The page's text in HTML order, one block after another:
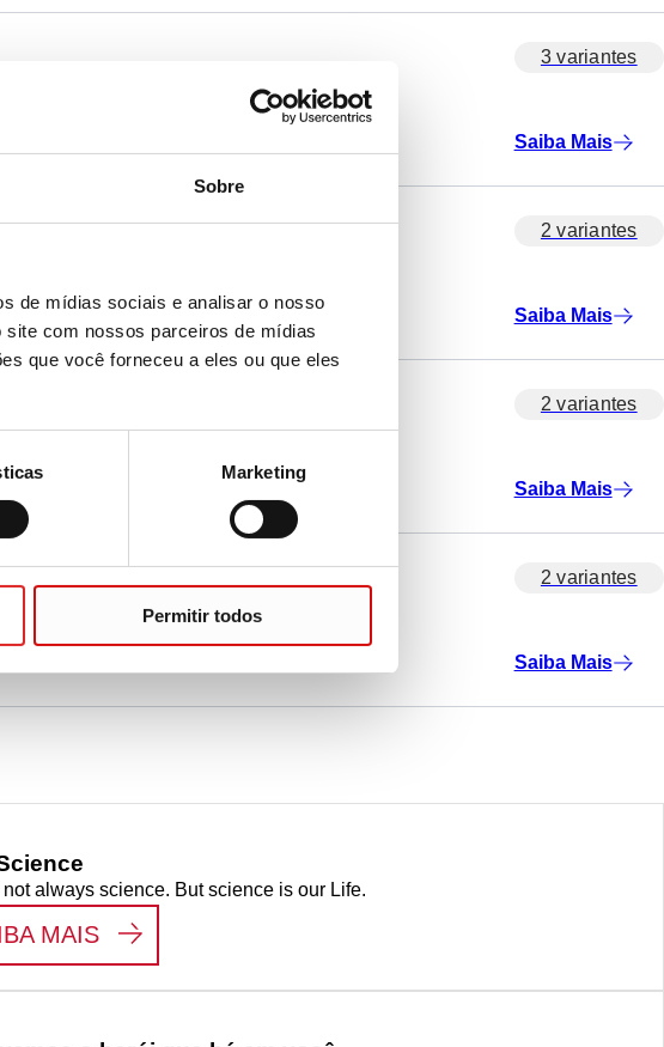
Sobre
de mídias sociais e analisar o nosso
com nossos parceiros de mídias
que você forneceu a eles ou que eles
Marketing
Permitir todos
3 variantes
Saiba Mais
2 variantes
Saiba Mais
2 variantes
Saiba Mais
2 variantes
Saiba Mais
not always science. But science is our Life.
MAIS: LIFE SCIENCE